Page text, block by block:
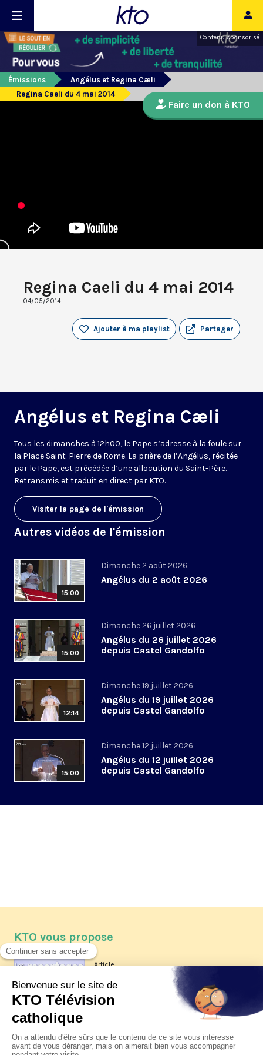
Contenu sponsorisé
Émissions
Angélus et Regina Cæli
Regina Caeli du 4 mai 2014
Regina Caeli du 4 mai 2014
04/05/2014
Partager
Ajouter à ma playlist
Angélus et Regina Cæli
Tous les dimanches à 12h00, le Pape s’adresse à la foule sur
la Place Saint-Pierre de Rome. La prière de l’Angélus, récitée
par le Pape, est précédée d’une allocution du Saint-Père.
Retransmis et traduit en direct par KTO.
Visiter la page de l'émission
Autres vidéos de l'émission
15:00
Dimanche 2 août 2026
Angélus du 2 août 2026
15:00
Dimanche 26 juillet 2026
Angélus du 26 juillet 2026
depuis Castel Gandolfo
12:14
Dimanche 19 juillet 2026
Angélus du 19 juillet 2026
depuis Castel Gandolfo
15:00
Dimanche 12 juillet 2026
Angélus du 12 juillet 2026
depuis Castel Gandolfo
Faire un don à KTO
KTO vous propose
Article
Les reportages d'été 2026 de KTO
La visite pastorale du pape Léon
XIV à Assise à suivre sur KTO le
jeudi 6 août